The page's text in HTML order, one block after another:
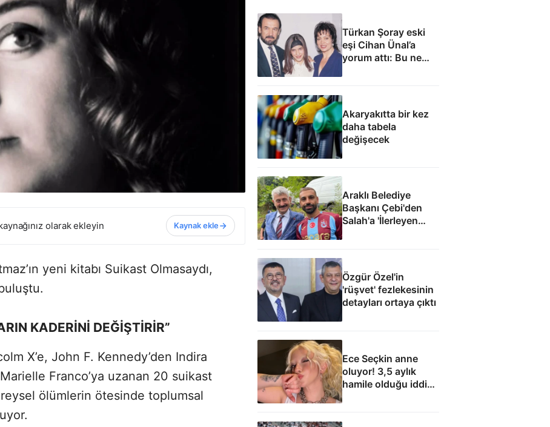
olarak ekleyin Kaynak ekle
yeni kitabı Suikast Olmasaydı,
KADERİNİ DEĞİŞTİRİR”
X’e, John F. Kennedy’den Indira
Franco’ya uzanan 20 suikast
ölümlerin ötesinde toplumsal
Türkan Şoray eski
eşi Cihan Ünal’a
yorum attı: Bu ne
Akaryakıtta bir kez
daha tabela
değişecek
Araklı Belediye
Başkanı Çebi'den
Salah'a 'İlerleyen
yıllarda Mısır'a
yaşa' teklifi
Özgür Özel'in
'rüşvet' fezlekesinin
detayları ortaya çıktı
Ece Seçkin anne
oluyor! 3,5 aylık
hamile olduğu iddia
edildi